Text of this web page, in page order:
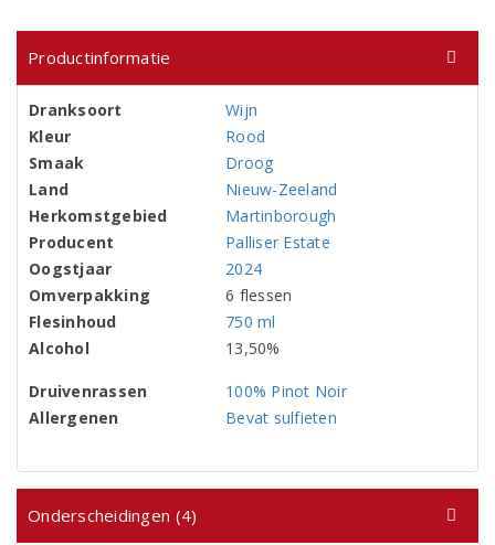
Productinformatie
Dranksoort
Wijn
Kleur
Rood
Smaak
Droog
Land
Nieuw-Zeeland
Herkomstgebied
Martinborough
Producent
Palliser Estate
Oogstjaar
2024
Omverpakking
6 flessen
Flesinhoud
750 ml
Alcohol
13,50%
Druivenrassen
100% Pinot Noir
Allergenen
Bevat sulfieten
Onderscheidingen (4)